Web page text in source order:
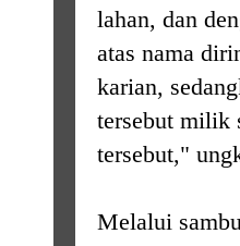
lahan, dan
atas nama
karian,
tersebut milik
tersebut,"
Melalui